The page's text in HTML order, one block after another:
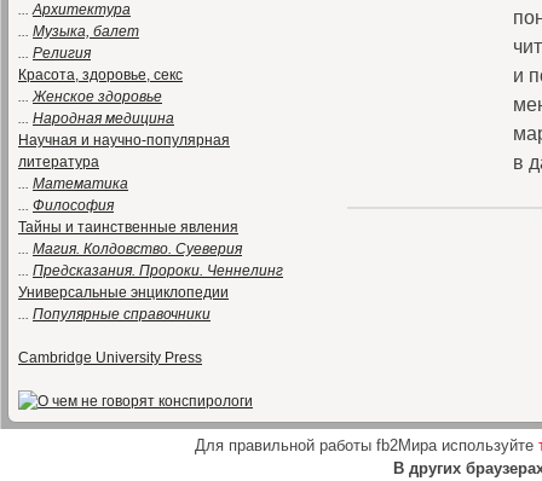
...Архитектура
... Музыка, балет
... Религия
Красота, здоровье, секс
...Женское здоровье
... Народная медицина
Научная и научно-популярная
литература
... Математика
... Философия
Тайны и таинственные явления
... Магия. Колдовство. Суеверия
... Предсказания. Пророки. Ченнелинг
Универсальные энциклопедии
... Популярные справочники
Cambridge University Press
и
в
Для правильной работы fb2Мира используйте
В других